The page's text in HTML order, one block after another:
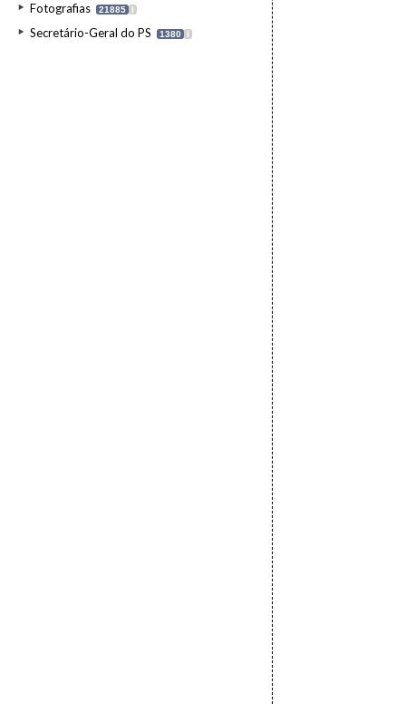
Fotografias 21885 I
Secretário-Geral do PS 1380 I